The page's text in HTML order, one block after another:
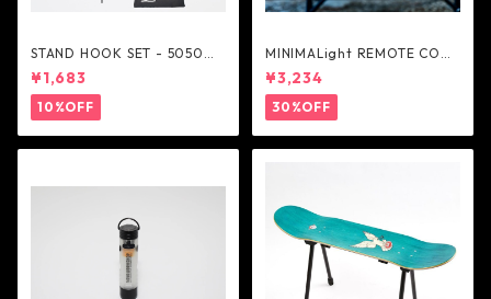
STAND HOOK SET - 5050W
ORKSHOP
¥1,683
10%OFF
MINIMALight REMOTE CONT
ROL 2.0 - 5050WORKSHOP
¥3,234
30%OFF